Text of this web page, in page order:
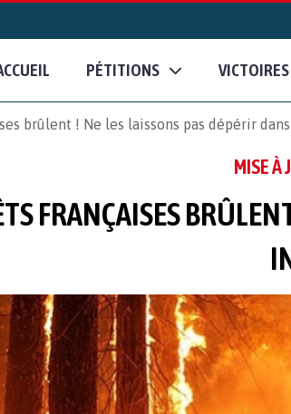
PÉTITIONS VICTOIRES
brûlent ! Ne les laissons pas dépérir
MISE À
FRANÇAISES